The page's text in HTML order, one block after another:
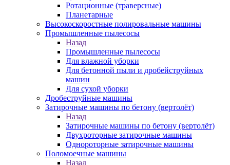
Ротационные (траверсные)
Планетарные
Высокоскоростные полировальные машины
Промышленные пылесосы
Назад
Промышленные пылесосы
Для влажной уборки
Для бетонной пыли и дробейструйных
машин
Для сухой уборки
Дробеструйные машины
Затирочные машины по бетону (вертолёт)
Назад
Затирочные машины по бетону (вертолёт)
Двухроторные затирочные машины
Однороторные затирочные машины
Поломоечные машины
Назад